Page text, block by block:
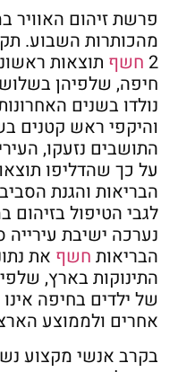
פרשת זיהום האוויר
מהכותרות השבוע.
2 חשף תוצאות
חיפה, שלפיהן
נולדו בשנים
התושבים נזעקו,
על כך שהדליפו
הבריאות והגנת
לגבי הטיפול
נערכה ישיבת
הבריאות חשף את
התינוקות בארץ,
של ילדים בחיפה
אחרים ולממוצע
בקרב אנשי מקצוע